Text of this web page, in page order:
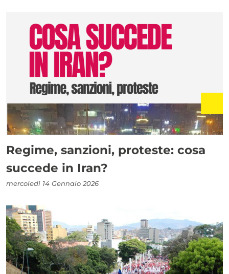
Regime, sanzioni, proteste: cosa
succede in Iran?
mercoledì 14 Gennaio 2026